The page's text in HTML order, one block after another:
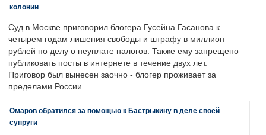
колонии
Суд в Москве приговорил блогера Гусейна Гасанова к
четырем годам лишения свободы и штрафу в миллион
рублей по делу о неуплате налогов. Также ему запрещено
публиковать посты в интернете в течение двух лет.
Приговор был вынесен заочно - блогер проживает за
пределами России.
Омаров обратился за помощью к Бастрыкину в деле своей
супруги